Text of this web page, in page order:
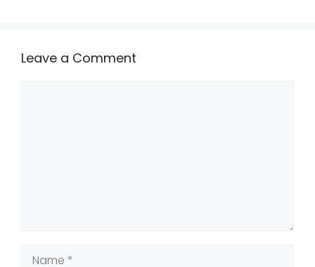
Leave a Comment
Name